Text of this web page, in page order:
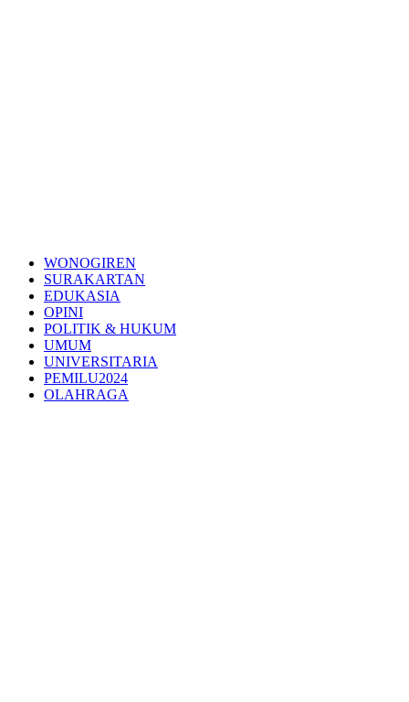
WONOGIREN
SURAKARTAN
EDUKASIA
OPINI
POLITIK & HUKUM
UMUM
UNIVERSITARIA
PEMILU2024
OLAHRAGA